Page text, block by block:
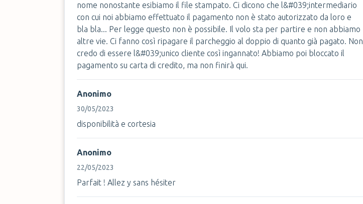
nome nonostante esibiamo il file stampato. Ci dicono che l&#039;intermediario
con cui noi abbiamo effettuato il pagamento non è stato autorizzato da loro e
bla bla... Per legge questo non è possibile. Il volo sta per partire e non abbiamo
altre vie. Ci fanno così ripagare il parcheggio al doppio di quanto già pagato. Non
credo di essere l&#039;unico cliente così ingannato! Abbiamo poi bloccato il
pagamento su carta di credito, ma non finirà qui.
Anonimo
30/05/2023
disponibilità e cortesia
Anonimo
22/05/2023
Parfait ! Allez y sans hésiter